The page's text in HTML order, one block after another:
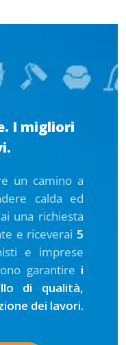
I migliori
un camino a
calda ed
una richiesta
e riceverai 5
e imprese
garantire i
di qualità,
dei lavori.